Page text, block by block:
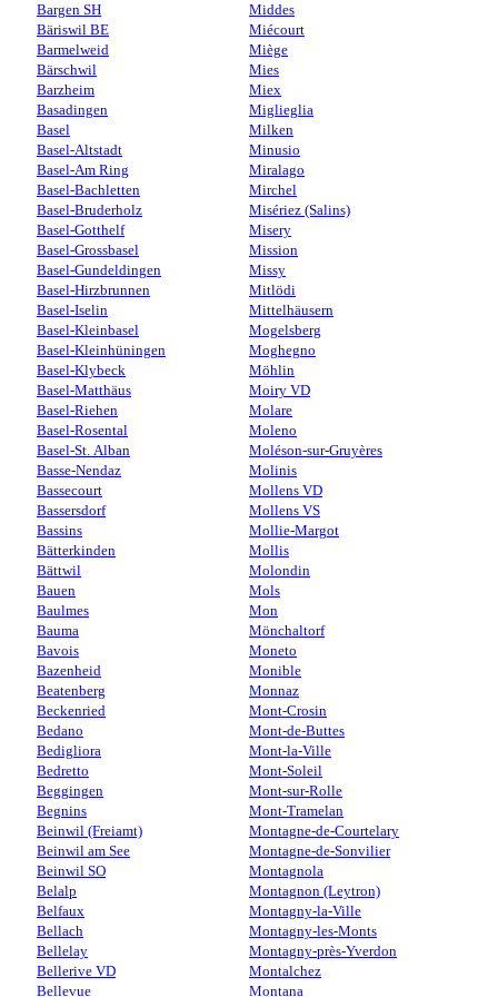
Bargen SH
Bäriswil BE
Barmelweid
Bärschwil
Barzheim
Basadingen
Basel
Basel-Altstadt
Basel-Am Ring
Basel-Bachletten
Basel-Bruderholz
Basel-Gotthelf
Basel-Grossbasel
Basel-Gundeldingen
Basel-Hirzbrunnen
Basel-Iselin
Basel-Kleinbasel
Basel-Kleinhüningen
Basel-Klybeck
Basel-Matthäus
Basel-Riehen
Basel-Rosental
Basel-St. Alban
Basse-Nendaz
Bassecourt
Bassersdorf
Bassins
Bätterkinden
Bättwil
Bauen
Baulmes
Bauma
Bavois
Bazenheid
Beatenberg
Beckenried
Bedano
Bedigliora
Bedretto
Beggingen
Begnins
Beinwil (Freiamt)
Beinwil am See
Beinwil SO
Belalp
Belfaux
Bellach
Bellelay
Bellerive VD
Bellevue
Middes
Miécourt
Miège
Mies
Miex
Miglieglia
Milken
Minusio
Miralago
Mirchel
Misériez (Salins)
Misery
Mission
Missy
Mitlödi
Mittelhäusern
Mogelsberg
Moghegno
Möhlin
Moiry VD
Molare
Moleno
Moléson-sur-Gruyères
Molinis
Mollens VD
Mollens VS
Mollie-Margot
Mollis
Molondin
Mols
Mon
Mönchaltorf
Moneto
Monible
Monnaz
Mont-Crosin
Mont-de-Buttes
Mont-la-Ville
Mont-Soleil
Mont-sur-Rolle
Mont-Tramelan
Montagne-de-Courtelary
Montagne-de-Sonvilier
Montagnola
Montagnon (Leytron)
Montagny-la-Ville
Montagny-les-Monts
Montagny-près-Yverdon
Montalchez
Montana